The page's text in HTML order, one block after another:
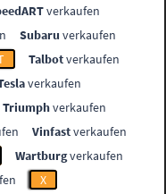
verkaufen
Subaru verkaufen
Talbotverkaufen
verkaufen
Triumphverkaufen
Vinfastverkaufen
Wartburgverkaufen
X